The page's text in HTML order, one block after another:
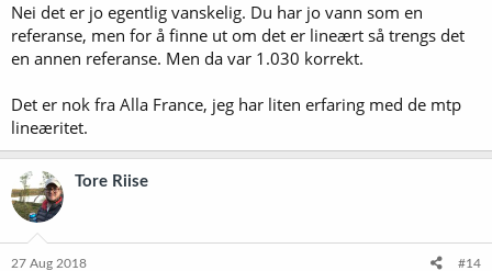
Nei det er jo egentlig vanskelig. Du har jo vann som en
referanse, men for å finne ut om det er lineært så trengs det
en annen referanse. Men da var 1.030 korrekt.
Det er nok fra Alla France, jeg har liten erfaring med de mtp
lineæritet.
Tore Riise
27 Aug 2018 #14